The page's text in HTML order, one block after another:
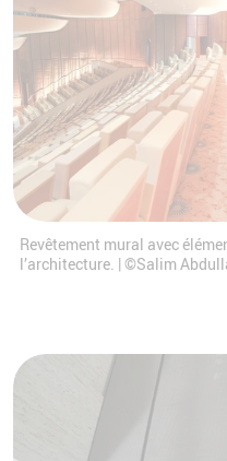
Revêtement mural avec
l’architecture. | ©Salim